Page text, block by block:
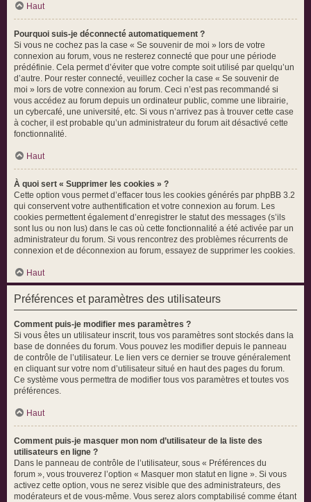
Haut
Pourquoi suis-je déconnecté automatiquement ?
Si vous ne cochez pas la case « Se souvenir de moi » lors de votre
connexion au forum, vous ne resterez connecté que pour une période
prédéfinie. Cela permet d’éviter que votre compte soit utilisé par quelqu’un
d’autre. Pour rester connecté, veuillez cocher la case « Se souvenir de
moi » lors de votre connexion au forum. Ceci n’est pas recommandé si
vous accédez au forum depuis un ordinateur public, comme une librairie,
un cybercafé, une université, etc. Si vous n’arrivez pas à trouver cette case
à cocher, il est probable qu’un administrateur du forum ait désactivé cette
fonctionnalité.
Haut
À quoi sert « Supprimer les cookies » ?
Cette option vous permet d’effacer tous les cookies générés par phpBB 3.2
qui conservent votre authentification et votre connexion au forum. Les
cookies permettent également d’enregistrer le statut des messages (s’ils
sont lus ou non lus) dans le cas où cette fonctionnalité a été activée par un
administrateur du forum. Si vous rencontrez des problèmes récurrents de
connexion et de déconnexion au forum, essayez de supprimer les cookies.
Haut
Préférences et paramètres des utilisateurs
Comment puis-je modifier mes paramètres ?
Si vous êtes un utilisateur inscrit, tous vos paramètres sont stockés dans la
base de données du forum. Vous pouvez les modifier depuis le panneau
de contrôle de l’utilisateur. Le lien vers ce dernier se trouve généralement
en cliquant sur votre nom d’utilisateur situé en haut des pages du forum.
Ce système vous permettra de modifier tous vos paramètres et toutes vos
préférences.
Haut
Comment puis-je masquer mon nom d’utilisateur de la liste des
utilisateurs en ligne ?
Dans le panneau de contrôle de l’utilisateur, sous « Préférences du
forum », vous trouverez l’option « Masquer mon statut en ligne ». Si vous
activez cette option, vous ne serez visible que des administrateurs, des
modérateurs et de vous-même. Vous serez alors comptabilisé comme étant